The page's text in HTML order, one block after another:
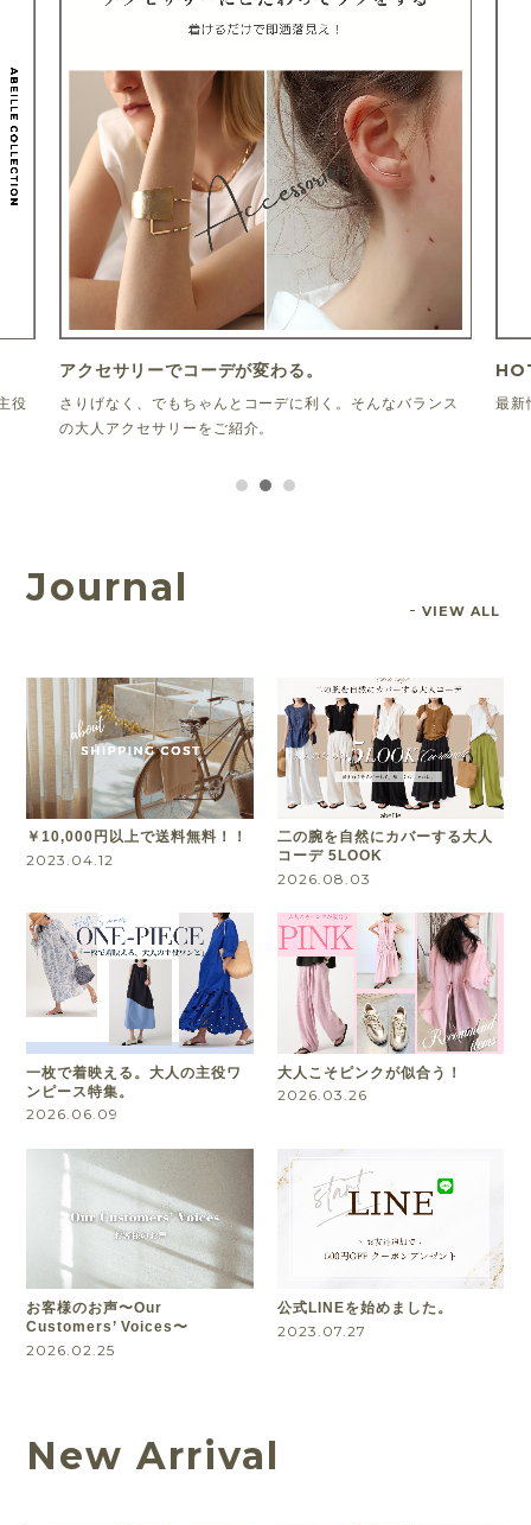
役
アクセサリーでコーデが変わる。
さりげなく、でもちゃんとコーデに利く。そんなバランス
の大人アクセサリーをご紹介。
最新
Journal
VIEW ALL
￥10,000円以上で送料無料！！
2023.04.12
二の腕を自然にカバーする大人
コーデ 5LOOK
2026.08.03
一枚で着映える。大人の主役ワ
ンピース特集。
2026.06.09
大人こそピンクが似合う！
2026.03.26
お客様のお声〜Our
Customers’ Voices〜
2026.02.25
公式LINEを始めました。
2023.07.27
New Arrival